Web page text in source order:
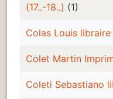
(17..-18..) (1)
Colas Louis libraire
Colet Martin
Coleti Sebastiano